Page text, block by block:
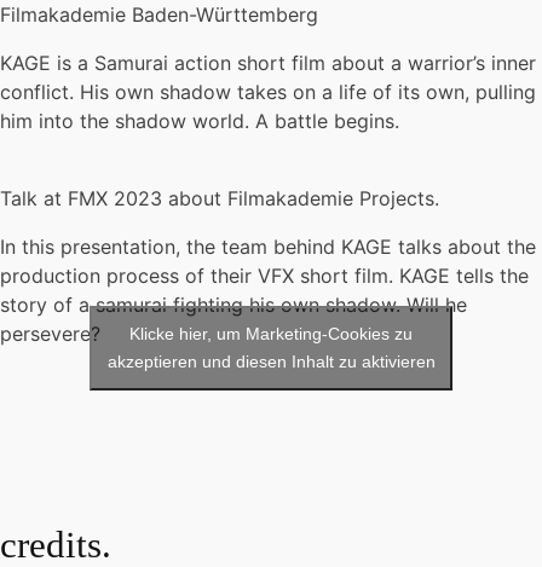
Filmakademie Baden-Württemberg
KAGE is a Samurai action short film about a warrior’s inner
conflict. His own shadow takes on a life of its own, pulling
him into the shadow world. A battle begins.
Talk at FMX 2023 about Filmakademie Projects.
In this presentation, the team behind KAGE talks about the
production process of their VFX short film. KAGE tells the
story of a samurai fighting his own shadow. Will he
persevere?
Klicke hier, um Marketing-Cookies zu
akzeptieren und diesen Inhalt zu aktivieren
credits.